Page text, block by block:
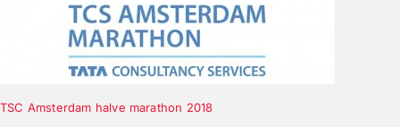
TSC Amsterdam halve marathon 2018